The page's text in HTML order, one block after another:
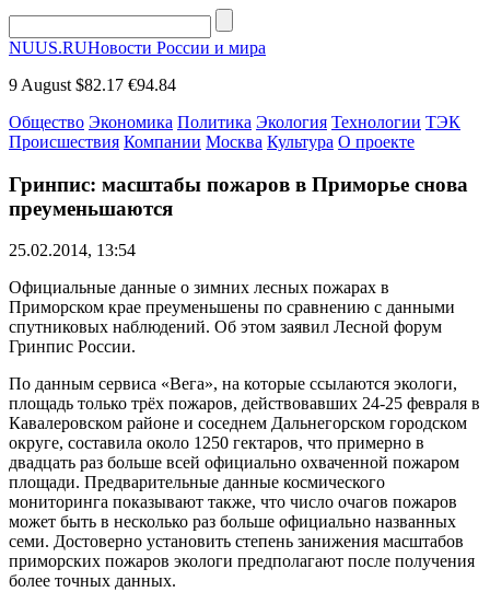
NUUS.RUНовости России и мира
9 August $82.17 €94.84
Общество Экономика Политика Экология Технологии ТЭК
Происшествия Компании Москва Культура О проекте
Гринпис: масштабы пожаров в Приморье снова
преуменьшаются
25.02.2014, 13:54
Официальные данные о зимних лесных пожарах в
Приморском крае преуменьшены по сравнению с данными
спутниковых наблюдений. Об этом заявил Лесной форум
Гринпис России.
По данным сервиса «Вега», на которые ссылаются экологи,
площадь только трёх пожаров, действовавших 24-25 февраля в
Кавалеровском районе и соседнем Дальнегорском городском
округе, составила около 1250 гектаров, что примерно в
двадцать раз больше всей официально охваченной пожаром
площади. Предварительные данные космического
мониторинга показывают также, что число очагов пожаров
может быть в несколько раз больше официально названных
семи. Достоверно установить степень занижения масштабов
приморских пожаров экологи предполагают после получения
более точных данных.